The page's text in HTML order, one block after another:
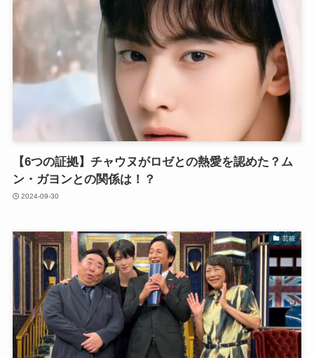
【6つの証拠】チャウヌがロゼとの熱愛を認めた？ム
ン・ガヨンとの関係は！？
2024-09-30
芸能